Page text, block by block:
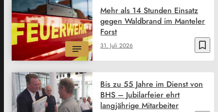
bookmark_border
31. Juli 2026
Mehr als 14 Stunden Einsatz
gegen Waldbrand im Manteler
Forst
Bis zu 55 Jahre im Dienst von
BHS – Jubilarfeier ehrt
langjährige Mitarbeiter